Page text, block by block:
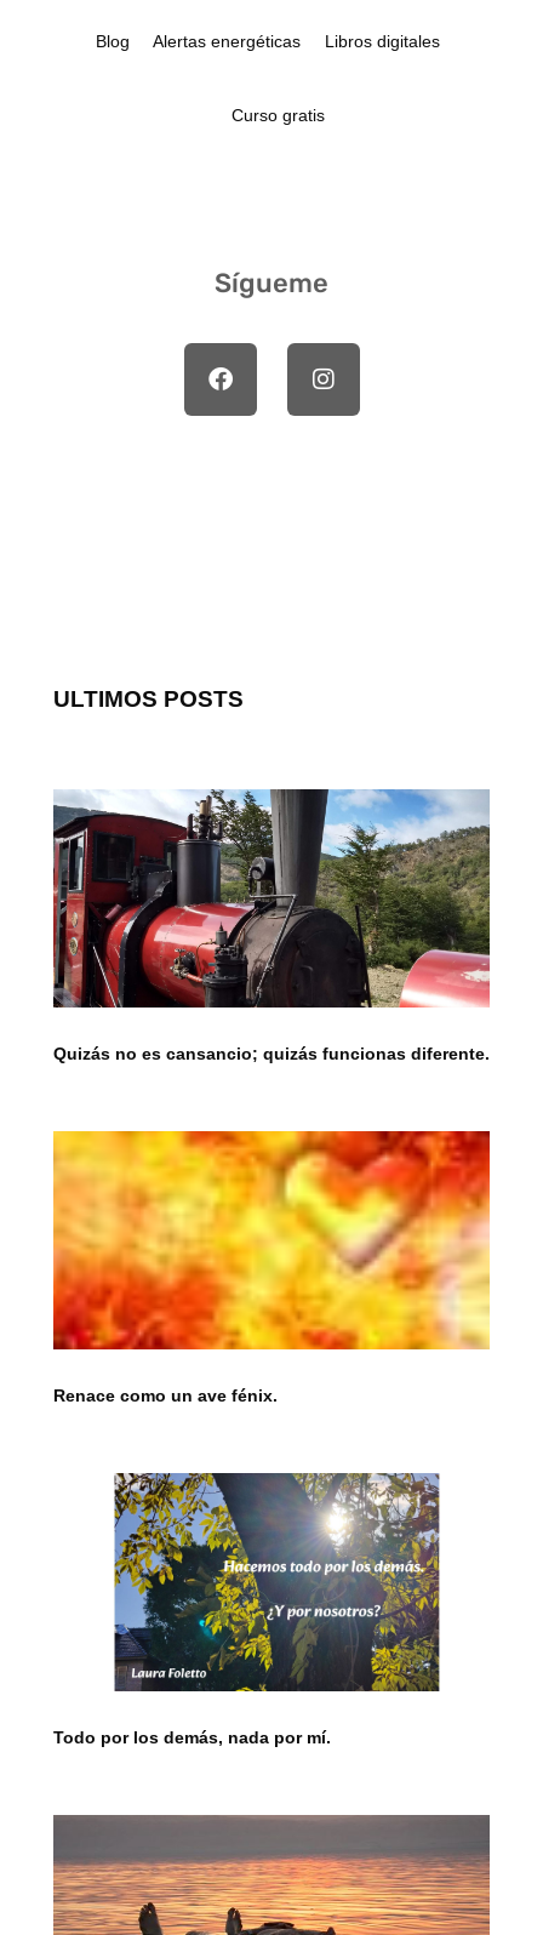
Blog Alertas energéticas Libros digitales
Curso gratis
Sígueme
ULTIMOS POSTS
Quizás no es cansancio; quizás funcionas diferente.
Renace como un ave fénix.
Todo por los demás, nada por mí.